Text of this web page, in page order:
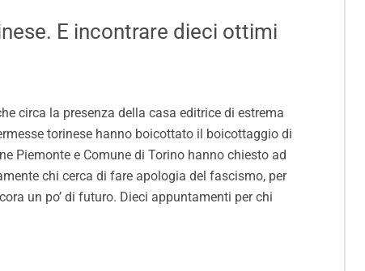
E incontrare dieci ottimi
circa la presenza della casa editrice di estrema
torinese hanno boicottato il boicottaggio di
Piemonte e Comune di Torino hanno chiesto ad
chi cerca di fare apologia del fascismo, per
un po’ di futuro. Dieci appuntamenti per chi